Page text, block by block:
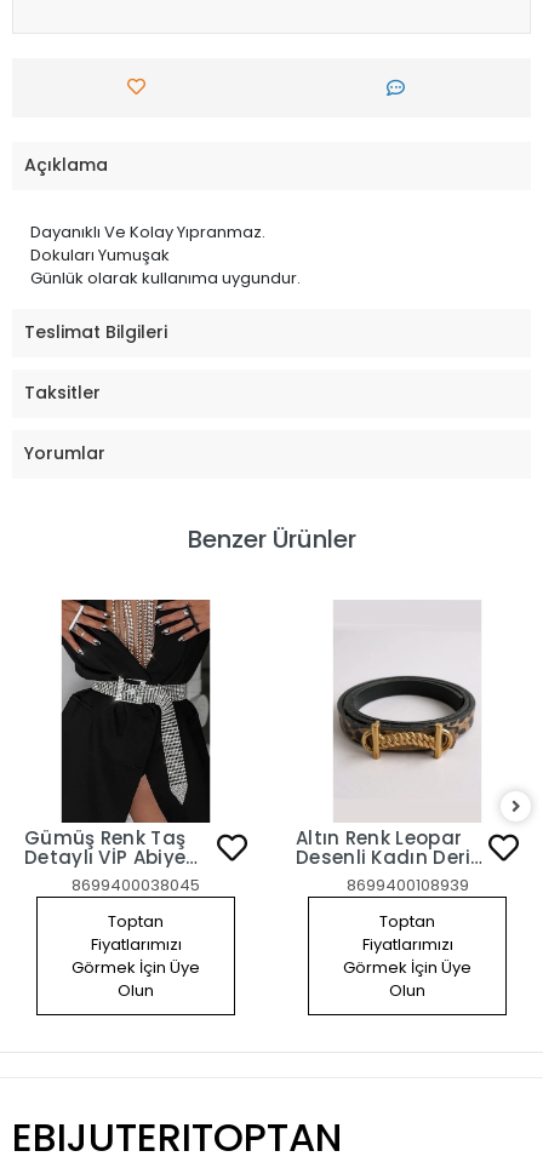
Açıklama
Dayanıklı Ve Kolay Yıpranmaz.
Dokuları Yumuşak
Günlük olarak kullanıma uygundur.
Teslimat Bilgileri
Taksitler
Yorumlar
Benzer Ürünler
Gümüş Renk Taş
Detaylı VİP Abiye
Kemer8699400038045
Toptan
Fiyatlarımızı
Görmek İçin Üye
Olun
Altın Renk Leopar
Desenli Kadın Deri
Kemer8699400108939
Toptan
Fiyatlarımızı
Görmek İçin Üye
Olun
EBIJUTERITOPTAN